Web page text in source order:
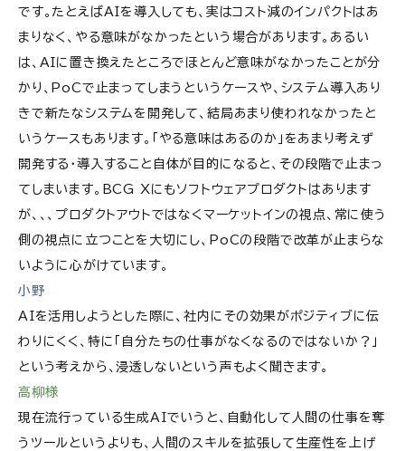
です。たとえばAIを導入しても、実はコスト減のインパクトはあ
まりなく、やる意味がなかったという場合があります。あるい
は、AIに置き換えたところでほとんど意味がなかったことが分
かり、PoCで止まってしまうというケースや、システム導入あり
きで新たなシステムを開発して、結局あまり使われなかったと
いうケースもあります。「やる意味はあるのか」をあまり考えず
開発する・導入すること自体が目的になると、その段階で止まっ
てしまいます。BCG Xにもソフトウェアプロダクトはあります
が、、、プロダクトアウトではなくマーケットインの視点、常に使う
側の視点に立つことを大切にし、PoCの段階で改革が止まらな
いように心がけています。
小野
AIを活用しようとした際に、社内にその効果がポジティブに伝
わりにくく、特に「自分たちの仕事がなくなるのではないか？」
という考えから、浸透しないという声もよく聞きます。
高柳様
現在流行っている生成AIでいうと、自動化して人間の仕事を奪
うツールというよりも、人間のスキルを拡張して生産性を上げ